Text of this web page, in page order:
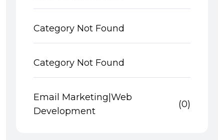
Category Not Found
Category Not Found
Email Marketing|Web
Development
(0)